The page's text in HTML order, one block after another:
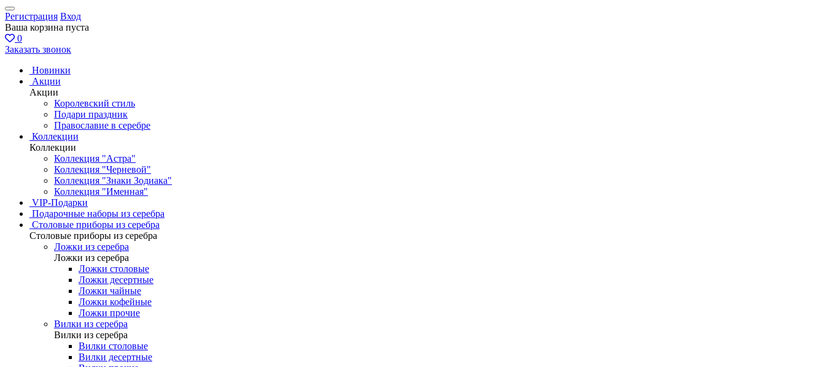
Регистрация Вход
Ваша корзина пуста
0
Заказать звонок
Новинки
Акции
Акции
Королевский стиль
Подари праздник
Православие в серебре
Коллекции
Коллекции
Коллекция "Астра"
Коллекция "Черневой"
Коллекция "Знаки Зодиака"
Коллекция "Именная"
VIP-Подарки
Подарочные наборы из серебра
Столовые приборы из серебра
Столовые приборы из серебра
Ложки из серебра
Ложки из серебра
Ложки столовые
Ложки десертные
Ложки чайные
Ложки кофейные
Ложки прочие
Вилки из серебра
Вилки из серебра
Вилки столовые
Вилки десертные